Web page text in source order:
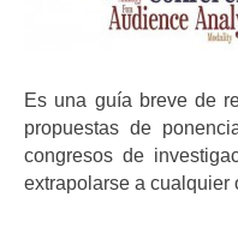
Es una guía breve de
propuestas de
congresos de
extrapolarse a cualquier